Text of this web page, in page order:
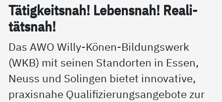
Tä­tig­keits­nah! Le­bens­nah! Rea­li­
täts­nah!
Das AWO Willy-Könen-Bildungswerk
(WKB) mit seinen Standorten in Essen,
Neuss und Solingen bietet innovative,
praxisnahe Qualifizierungsangebote zur